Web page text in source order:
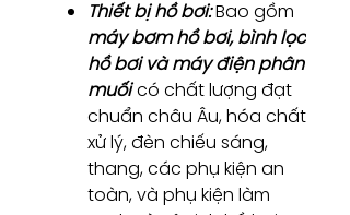
Thiết bị hồ bơi:Bao gồm
máy bơm hồ bơi, bình lọc
hồ bơi và máy điện phân
muốicó chất lượng đạt
chuẩn châu Âu, hóa chất
xử lý, đèn chiếu sáng,
thang, các phụ kiện an
toàn, và phụ kiện làm